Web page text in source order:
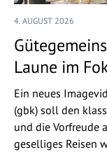
4. AUGUST 2026
Laune im
Ein neues
(gbk) soll den
und die Vorfreude
geselliges Reisen